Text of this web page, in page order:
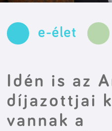
e-élet
Idén is az
díjazottjai
vannak a